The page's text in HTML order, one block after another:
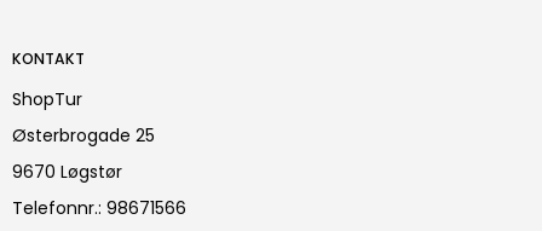
KONTAKT
ShopTur
Østerbrogade 25
9670 Løgstør
Telefonnr.: 98671566